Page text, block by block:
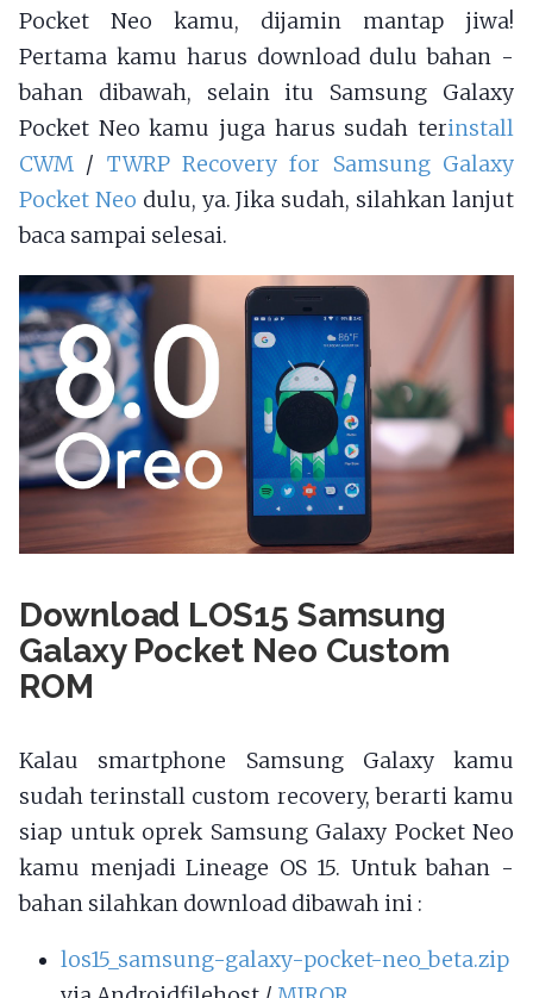
Pocket Neo kamu, dijamin mantap jiwa!
Pertama kamu harus download dulu bahan -
bahan dibawah, selain itu Samsung Galaxy
Pocket Neo kamu juga harus sudah terinstall
CWM / TWRP Recovery for Samsung Galaxy
Pocket Neo dulu, ya. Jika sudah, silahkan lanjut
baca sampai selesai.
Download LOS15 Samsung
Galaxy Pocket Neo Custom
ROM
Kalau smartphone Samsung Galaxy kamu
sudah terinstall custom recovery, berarti kamu
siap untuk oprek Samsung Galaxy Pocket Neo
kamu menjadi Lineage OS 15. Untuk bahan -
bahan silahkan download dibawah ini :
los15_samsung-galaxy-pocket-neo_beta.zip